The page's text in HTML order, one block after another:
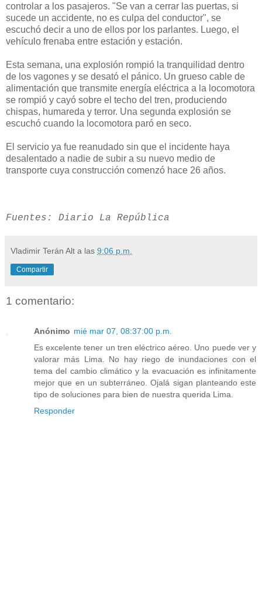
controlar a los pasajeros. "Se van a cerrar las puertas, si
sucede un accidente, no es culpa del conductor", se
escuchó decir a uno de ellos por los parlantes. Luego, el
vehículo frenaba entre estación y estación.
Esta semana, una explosión rompió la tranquilidad dentro
de los vagones y se desató el pánico. Un grueso cable de
alimentación que transmite energía eléctrica a la locomotora
se rompió y cayó sobre el techo del tren, produciendo
chispas, humareda y terror. Una segunda explosión se
escuchó cuando la locomotora paró en seco.
El servicio ya fue reanudado sin que el incidente haya
desalentado a nadie de subir a su nuevo medio de
transporte cuya construcción comenzó hace 26 años.
Fuentes: Diario La República
Vladimir Terán Alt a las 9:06 p.m.
Compartir
1 comentario:
Anónimo mié mar 07, 08:37:00 p.m.
Es excelente tener un tren eléctrico aéreo. Uno puede ver y
valorar más Lima. No hay riego de inundaciones con el
tema del cambio climático y la evacuación es infinitamente
mejor que en un subterráneo. Ojalá sigan planteando este
tipo de soluciones para bien de nuestra querida Lima.
Responder